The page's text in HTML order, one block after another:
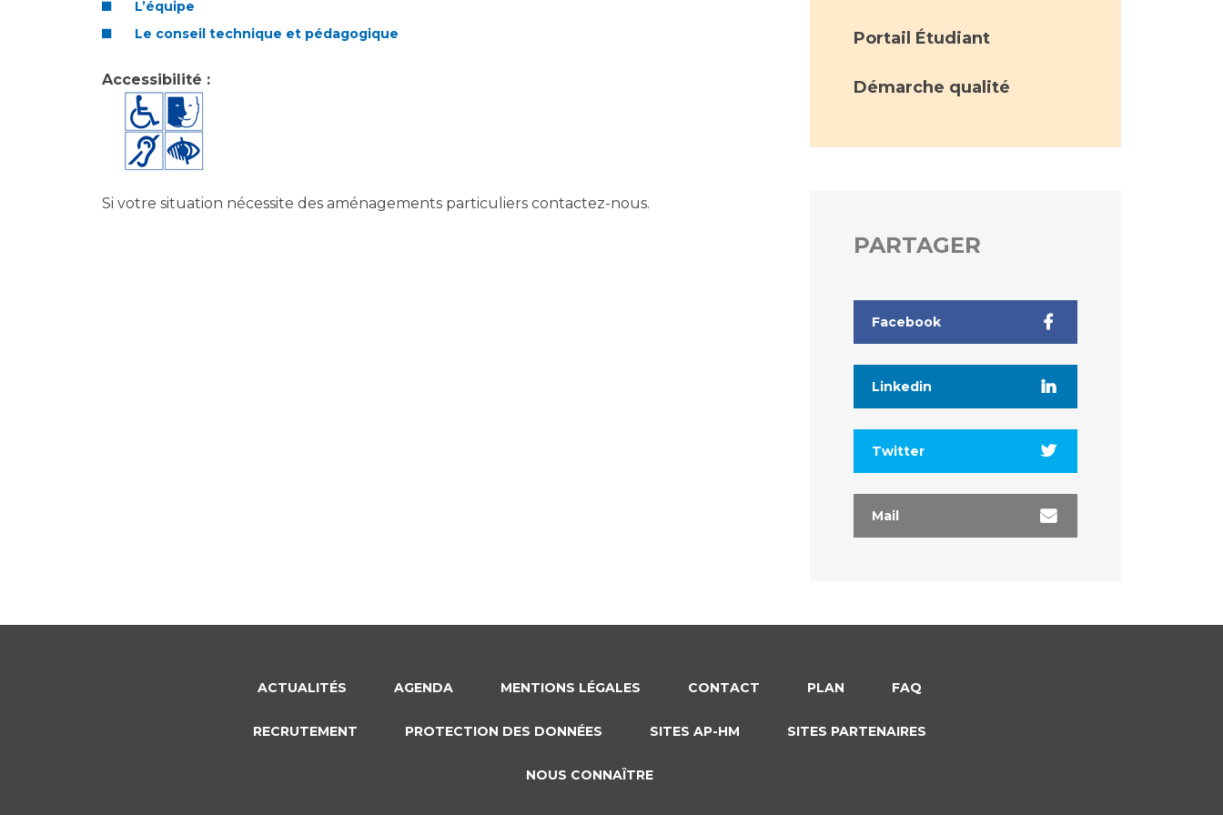
L’équipe
Le conseil technique et pédagogique
Accessibilité :
Si votre situation nécessite des aménagements particuliers contactez-nous.
Portail Étudiant
Démarche qualité
PARTAGER
Facebook
Linkedin
Twitter
Mail
ACTUALITÉS AGENDA MENTIONS LÉGALES CONTACT PLAN FAQ
RECRUTEMENT PROTECTION DES DONNÉES SITES AP-HM SITES PARTENAIRES
NOUS CONNAÎTRE